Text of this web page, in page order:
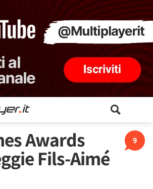
9
Awards
Fils-Aimé